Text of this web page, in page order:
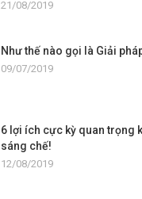
21/08/2019
Như thế nào gọi là Giải
09/07/2019
6 lợi ích cực kỳ quan trọng
sáng chế!
12/08/2019